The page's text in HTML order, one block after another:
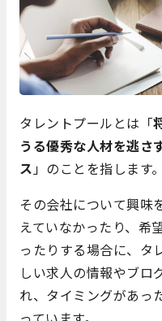
タレントプールとは「
うる優秀な人材を逃さ
ス」のことを指します。
その会社について興味
えていなかったり、希
ったりする場合に、タ
しい求人の情報やブロ
れ、タイミングがあっ